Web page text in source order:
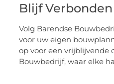
Blijf
Volg Barendse
voor uw eigen
op voor een vrijblijvende
Bouwbedrijf, waar elke